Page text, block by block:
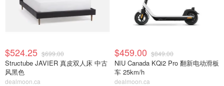
$524.25 $699.00
Structube JAVIER 真皮双人床 中古
风黑色
dealmoon.ca
$459.00 $849.00
NIU Canada KQi2 Pro 翻新电动滑板
车 25km/h
dealmoon.ca